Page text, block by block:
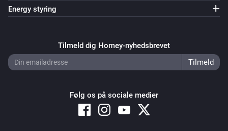
Energy styring
Tilmeld dig Homey-nyhedsbrevet
Følg os på sociale medier